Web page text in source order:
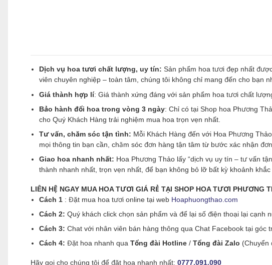
Dịch vụ hoa tươi chất lượng, uy tín: Sản phẩm hoa tươi đẹp nhất
viên chuyên nghiệp – toàn tâm, chúng tôi không chỉ mang đến cho bạn
Giá thành hợp lí: Giá thành xứng đáng với sản phẩm hoa tươi chất
Bảo hành đổi hoa trong vòng 3 ngày: Chỉ có tại Shop hoa Phương
cho Quý Khách Hàng trải nghiệm mua hoa trọn vẹn nhất.
Tư vấn, chăm sóc tận tình: Mỗi Khách Hàng đến với Hoa Phương
mọi thông tin bạn cần, chăm sóc đơn hàng tận tâm từ bước xác nhận
Giao hoa nhanh nhất: Hoa Phương Thảo lấy “dịch vụ uy tín – tư vấn
thành nhanh nhất, trọn vẹn nhất, để bạn không bỏ lỡ bất kỳ khoảnh
LIÊN HỆ NGAY MUA HOA TƯƠI GIÁ RẺ TẠI SHOP HOA TƯƠI
Cách 1 : Đặt mua hoa tươi online tại web Hoaphuongthao.com
Cách 2: Quý khách click chọn sản phẩm và để lại số điện thoại lại cạnh
Cách 3: Chat với nhân viên bán hàng thông qua Chat Facebook tại góc
Cách 4: Đặt hoa nhanh quaTổng đài Hotline /Tổng đài Zalo (Chuyển
Hãy gọi cho chúng tôi để đặt hoa nhanh nhất: 0777.091.090